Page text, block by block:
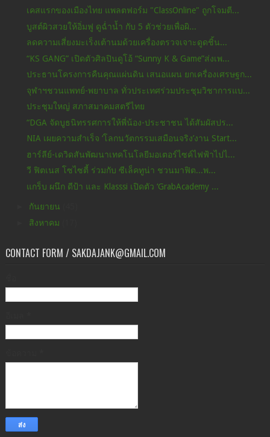
เคสแรกของเมืองไทย แพลตฟอร์ม "ClassOnline" ถูกโจมตี...
บูสต์ผิวสวยให้อิ่มฟู ดูฉ่ำน้ำ กับ 5 ตัวช่วยเพื่อผิ...
ลดความเสี่ยงมะเร็งเต้านมด้วยเครื่องตรวจเจาะดูดชิ้น...
“KS GANG” เปิดตัวศิลปินดูโอ้ “Sunny K & Game”ส่งเพ...
ประธานโครงการคืนคุณแผ่นดิน เสนอแผน ยกเครื่องเศรษฐก...
จุฬาฯชวนแพทย์-พยาบาล ทั่วประเทศร่วมประชุมวิชาการแบ...
ประชุมใหญ่ สภาสมาคมสตรีไทย
“DGA จัดบูธนิทรรศการให้พี่น้อง-ประชาชน ได้สัมผัสปร...
NIA เผยความสำเร็จ ‘โลกนวัตกรรมเสมือนจริง’งาน Start...
ฮาร์ลีย์-เดวิดสันพัฒนาเทคโนโลยีมอเตอร์ไซค์ไฟฟ้าไปไ...
วี ฟิตเนส โซไซตี้ ร่วมกับ ซีเล็คทูน่า ชวนมาฟิต...พ...
แกร็บ ผนึก ดีป้า และ Klasssi เปิดตัว ‘GrabAcademy ...
กันยายน
สิงหาคม
CONTACT FORM / SAKDAJANK@GMAIL.COM